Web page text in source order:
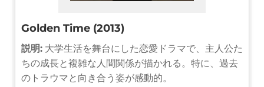
Golden Time (2013)
説明: 大学生活を舞台にした恋愛ドラマで、主人公た
ちの成長と複雑な人間関係が描かれる。特に、過去
のトラウマと向き合う姿が感動的。